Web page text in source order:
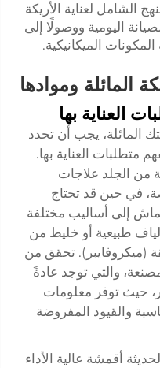
الشامل لعناية الأريكة
اليومية ووصولًا إلى
الميكانيكية.
المائلة وموادها
العناية بها
المائلة، يجب أن تحدد
متطلبات العناية بها.
من الجلد علاجات
في حين قد تحتاج
إلى أساليب مختلفة
طبيعية أو خليط من
(ميكروفايبر). تحقق من
والتي توجد عادةً
حيث توفر معلومات
والقيود المفروضة
أقمشة عالية الأداء